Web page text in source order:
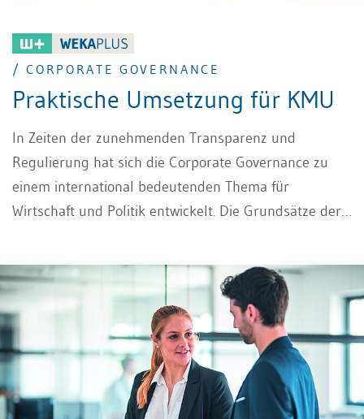
/ CORPORATE GOVERNANCE
Praktische Umsetzung für KMU
In Zeiten der zunehmenden Transparenz und
Regulierung hat sich die Corporate Governance zu
einem international bedeutenden Thema für
Wirtschaft und Politik entwickelt. Die Grundsätze der
Publikumsgesellschaften zu verbessern. Die
zunehmende Machtverschiebung von den Aktionären
zum Management von Publikumsgesellschaften war
ausschlaggebend für die wachsende Bedeutung der
Corporate Governance.